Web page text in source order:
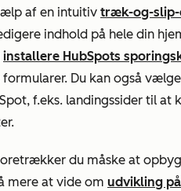
af en intuitiv træk-og-
indhold på hele din
installere HubSpots
Du kan også
f.eks. landingssider til
du måske at
mere at vide om udvikling på